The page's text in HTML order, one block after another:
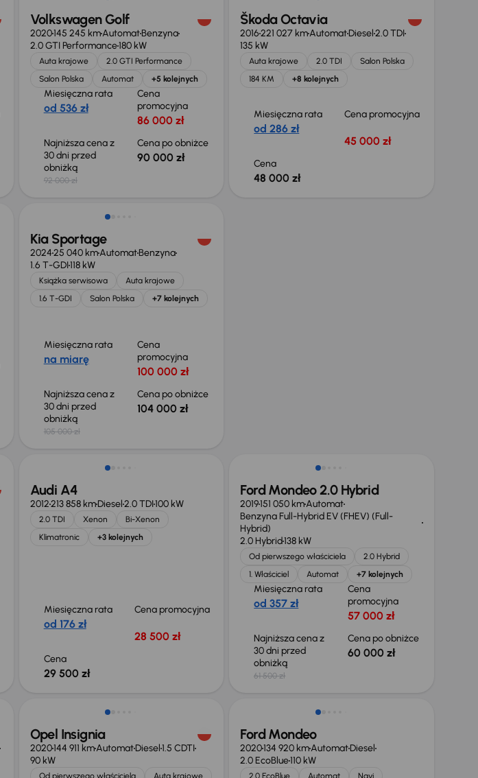
Volkswagen Golf
2020145 245 kmAutomatBenzyna
2.0 GTI Performance180 kW
Auta krajowe
2.0 GTI Performance
Salon Polska
Automat +5 kolejnych
Miesięczna rata
od 536 zł
Cena
promocyjna
86 000 zł
Najniższa cena z
30 dni przed
obniżką
92 000 zł
Cena po obniżce
90 000 zł
Škoda Octavia
2016221 027 kmAutomatDiesel2.0 TDI
135 kW
Auta krajowe 2.0 TDI
Salon Polska
184 KM
+8 kolejnych
Miesięczna rata
od 286 zł
Cena promocyjna
45 000 zł
Cena
48 000 zł
Taniej o 1 000 zł
Kia Sportage
202425 040 kmAutomatBenzyna
1.6 T-GDI118 kW
Książka serwisowa
Auta krajowe
1.6 T-GDI
Salon Polska +7 kolejnych
Miesięczna rata
na miarę
Cena
promocyjna
100 000 zł
Najniższa cena z
30 dni przed
obniżką
105 000 zł
Cena po obniżce
104 000 zł
Audi A4
2012213 858 kmDiesel2.0 TDI100 kW
2.0 TDI Xenon
Bi-Xenon
Klimatronic
+3 kolejnych
Miesięczna rata
od 176 zł
Cena promocyjna
28 500 zł
Cena
29 500 zł
Ford Mondeo 2.0 Hybrid
2019151 050 kmAutomat
Benzyna Full-Hybrid EV (FHEV) (Full-
Hybrid)
2.0 Hybrid138 kW
Od pierwszego właściciela
2.0 Hybrid
1. Właściciel
Automat +7 kolejnych
Miesięczna rata
od 357 zł
Cena
promocyjna
57 000 zł
Najniższa cena z
30 dni przed
obniżką
61 500 zł
Cena po obniżce
60 000 zł
Możliwość odliczenia VAT
Opel Insignia
2020144 911 kmAutomatDiesel1.5 CDTI
90 kW
Od pierwszego właściciela
Auta krajowe
Taniej o 1 000 zł
Ford Mondeo
2020134 920 kmAutomatDiesel
2.0 EcoBlue110 kW
2.0 EcoBlue Automat
Navi